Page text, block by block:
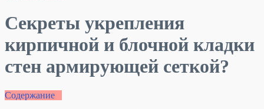
Секреты укрепления
кирпичной и блочной кладки
стен армирующей сеткой?
Содержание